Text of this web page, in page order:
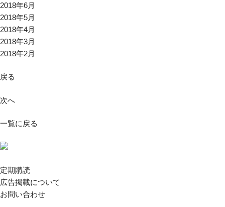
2018年6月
2018年5月
2018年4月
2018年3月
2018年2月
戻る
次へ
一覧に戻る
定期購読
広告掲載について
お問い合わせ